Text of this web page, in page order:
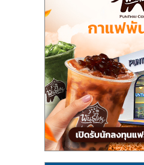
ปรึกษา
แฟ
ไชส์,